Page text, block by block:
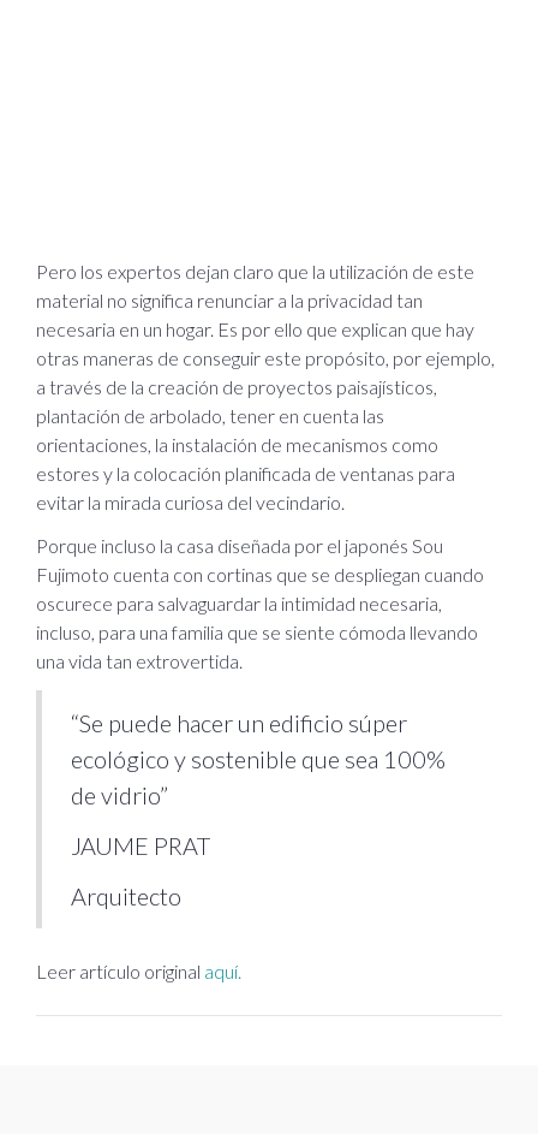
Pero los expertos dejan claro que la utilización de este
material no significa renunciar a la privacidad tan
necesaria en un hogar. Es por ello que explican que hay
otras maneras de conseguir este propósito, por ejemplo,
a través de la creación de proyectos paisajísticos,
plantación de arbolado, tener en cuenta las
orientaciones, la instalación de mecanismos como
estores y la colocación planificada de ventanas para
evitar la mirada curiosa del vecindario.
Porque incluso la casa diseñada por el japonés Sou
Fujimoto cuenta con cortinas que se despliegan cuando
oscurece para salvaguardar la intimidad necesaria,
incluso, para una familia que se siente cómoda llevando
una vida tan extrovertida.
“Se puede hacer un edificio súper
ecológico y sostenible que sea 100%
de vidrio”
JAUME PRAT
Arquitecto
Leer artículo original aquí.